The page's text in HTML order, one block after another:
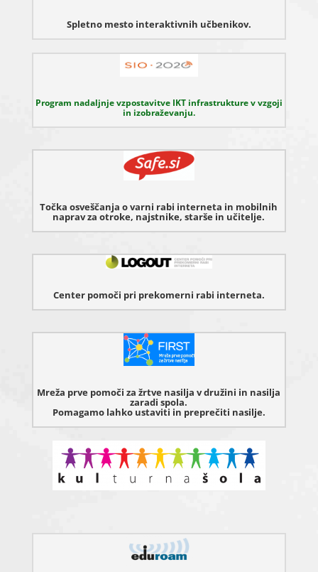
Spletno mesto interaktivnih učbenikov.
Program nadaljnje vzpostavitve IKT infrastrukture v vzgoji
in izobraževanju.
Točka osveščanja o varni rabi interneta in mobilnih
naprav za otroke, najstnike, starše in učitelje.
Center pomoči pri prekomerni rabi interneta.
Mreža prve pomoči za žrtve nasilja v družini in nasilja
zaradi spola.
Pomagamo lahko ustaviti in preprečiti nasilje.